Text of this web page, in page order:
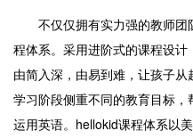
不仅仅拥有实力强的教师团
程体系。采用进阶式的课程设计
由简入深，由易到难，让孩子
学习阶段侧重不同的教育目标
运用英语。hellokid课程体系以